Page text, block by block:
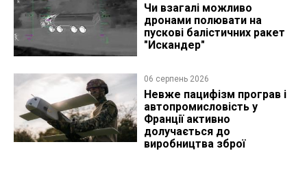
Чи взагалі можливо
дронами полювати на
пускові балістичних ракет
"Искандер"
06 серпень 2026
Невже пацифізм програв і
автопромисловість у
Франції активно
долучається до
виробництва зброї